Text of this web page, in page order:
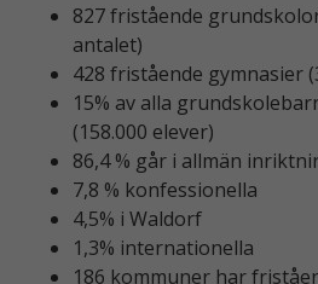
827 fristående
antalet)
428 fristående gymnasier
15% av alla
(158.000 elever)
86,4 % går i allmän
7,8 % konfessionella
4,5% i Waldorf
1,3% internationella
186 kommuner har